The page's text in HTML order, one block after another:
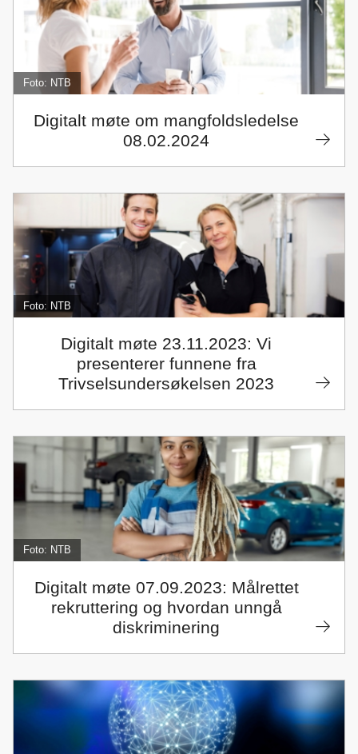
Foto: NTB
Digitalt møte om mangfoldsledelse
08.02.2024
Foto: NTB
Digitalt møte 23.11.2023: Vi
presenterer funnene fra
Trivselsundersøkelsen 2023
Foto: NTB
Digitalt møte 07.09.2023: Målrettet
rekruttering og hvordan unngå
diskriminering